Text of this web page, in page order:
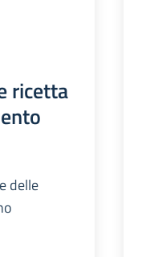
ricetta
delle